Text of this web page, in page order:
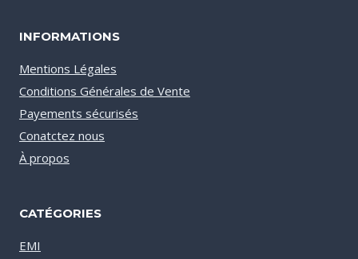
INFORMATIONS
Mentions Légales
Conditions Générales de Vente
Payements sécurisés
Conatctez nous
À propos
CATÉGORIES
EMI